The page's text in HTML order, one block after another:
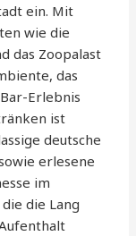
ein. Mit
wie die
das Zoopalast
das
Erlebnis
ist
deutsche
erlesene
im
die Lang